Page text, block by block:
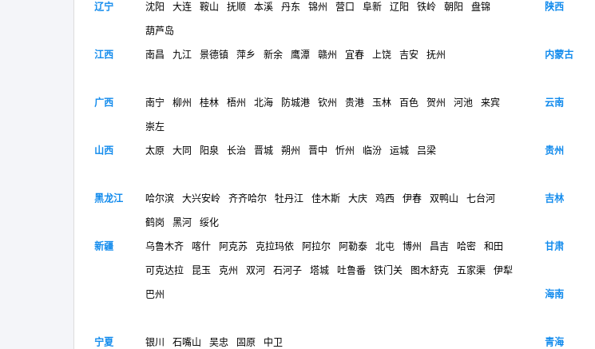
辽宁
沈阳 大连 鞍山 抚顺 本溪 丹东 锦州 营口 阜新 辽阳 铁岭 朝阳
盘锦
葫芦岛
陕西
江西 南昌 九江 景德镇 萍乡 新余 鹰潭 赣州 宜春 上饶 吉安 抚州 内蒙古
广西
南宁 柳州 桂林 梧州 北海 防城港 钦州 贵港 玉林 百色 贺州 河池
来宾
崇左
云南
山西
太原 大同 阳泉 长治 晋城 朔州 晋中 忻州 临汾 运城 吕梁 贵州
黑龙江 哈尔滨 大兴安岭 齐齐哈尔 牡丹江 佳木斯 大庆 鸡西 伊春 双鸭山
七台河
鹤岗
黑河 绥化
吉林
新疆 乌鲁木齐 喀什 阿克苏 克拉玛依 阿拉尔 阿勒泰 北屯 博州 昌吉 哈密
和田
可克达拉
昆玉 克州 双河 石河子 塔城 吐鲁番 铁门关 图木舒克 五家渠
伊犁
巴州
甘肃
海南
宁夏 银川 石嘴山 吴忠 固原 中卫 青海